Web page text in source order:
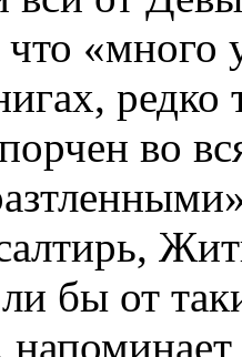
«много
редко
во
бы от